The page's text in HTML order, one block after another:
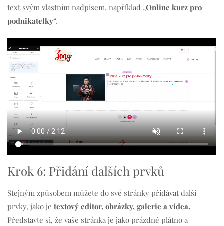
text svým vlastním nadpisem, například „Online kurz pro
podnikatelky“.
Krok 6: Přidání dalších prvků
Stejným způsobem můžete do své stránky přidávat další
prvky, jako je textový editor, obrázky, galerie a videa.
Představte si, že vaše stránka je jako prázdné plátno a